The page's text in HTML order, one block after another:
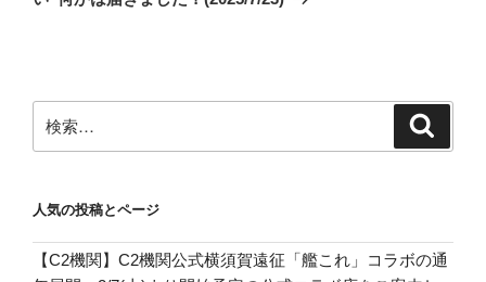
ン
索:
人気の投稿とページ
【C2機関】C2機関公式横須賀遠征「艦これ」コラボの通